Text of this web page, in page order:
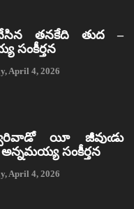
తనకేది తుద –
సంకీర్తన
April 4, 2026
యీ జీవుఁడు
సంకీర్తన
April 4, 2026